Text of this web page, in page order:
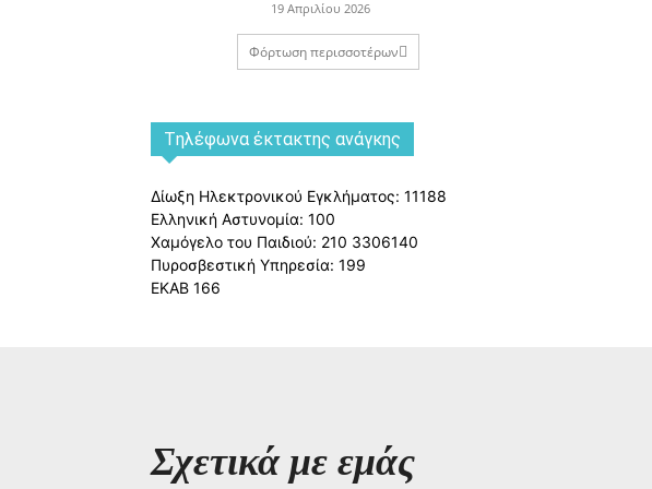
19 Απριλίου 2026
Φόρτωση περισσοτέρων
Tηλέφωνα έκτακτης ανάγκης
Δίωξη Ηλεκτρονικού Εγκλήματος: 11188
Ελληνική Αστυνομία: 100
Χαμόγελο του Παιδιού: 210 3306140
Πυροσβεστική Υπηρεσία: 199
ΕΚΑΒ 166
Σχετικά με εμάς